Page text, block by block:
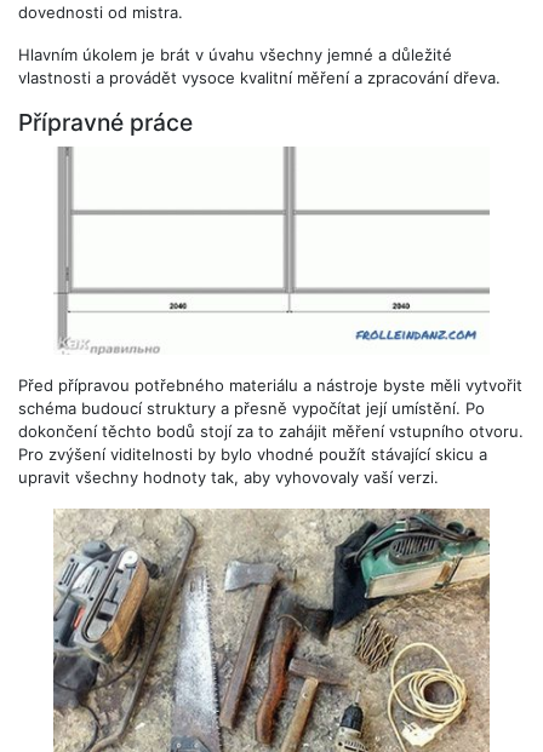
dovednosti od mistra.
Hlavním úkolem je brát v úvahu všechny jemné a důležité
vlastnosti a provádět vysoce kvalitní měření a zpracování dřeva.
Přípravné práce
Před přípravou potřebného materiálu a nástroje byste měli vytvořit
schéma budoucí struktury a přesně vypočítat její umístění. Po
dokončení těchto bodů stojí za to zahájit měření vstupního otvoru.
Pro zvýšení viditelnosti by bylo vhodné použít stávající skicu a
upravit všechny hodnoty tak, aby vyhovovaly vaší verzi.